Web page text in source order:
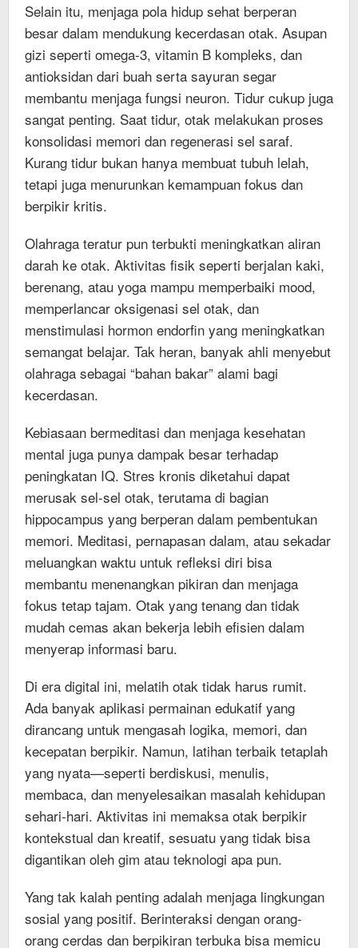
Selain itu, menjaga pola hidup sehat berperan
besar dalam mendukung kecerdasan otak. Asupan
gizi seperti omega-3, vitamin B kompleks, dan
antioksidan dari buah serta sayuran segar
membantu menjaga fungsi neuron. Tidur cukup juga
sangat penting. Saat tidur, otak melakukan proses
konsolidasi memori dan regenerasi sel saraf.
Kurang tidur bukan hanya membuat tubuh lelah,
tetapi juga menurunkan kemampuan fokus dan
berpikir kritis.
Olahraga teratur pun terbukti meningkatkan aliran
darah ke otak. Aktivitas fisik seperti berjalan kaki,
berenang, atau yoga mampu memperbaiki mood,
memperlancar oksigenasi sel otak, dan
menstimulasi hormon endorfin yang meningkatkan
semangat belajar. Tak heran, banyak ahli menyebut
olahraga sebagai “bahan bakar” alami bagi
kecerdasan.
Kebiasaan bermeditasi dan menjaga kesehatan
mental juga punya dampak besar terhadap
peningkatan IQ. Stres kronis diketahui dapat
merusak sel-sel otak, terutama di bagian
hippocampus yang berperan dalam pembentukan
memori. Meditasi, pernapasan dalam, atau sekadar
meluangkan waktu untuk refleksi diri bisa
membantu menenangkan pikiran dan menjaga
fokus tetap tajam. Otak yang tenang dan tidak
mudah cemas akan bekerja lebih efisien dalam
menyerap informasi baru.
Di era digital ini, melatih otak tidak harus rumit.
Ada banyak aplikasi permainan edukatif yang
dirancang untuk mengasah logika, memori, dan
kecepatan berpikir. Namun, latihan terbaik tetaplah
yang nyata—seperti berdiskusi, menulis,
membaca, dan menyelesaikan masalah kehidupan
sehari-hari. Aktivitas ini memaksa otak berpikir
kontekstual dan kreatif, sesuatu yang tidak bisa
digantikan oleh gim atau teknologi apa pun.
Yang tak kalah penting adalah menjaga lingkungan
sosial yang positif. Berinteraksi dengan orang-
orang cerdas dan berpikiran terbuka bisa memicu